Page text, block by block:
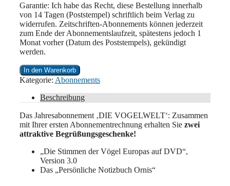
Garantie: Ich habe das Recht, diese Bestellung innerhalb
von 14 Tagen (Poststempel) schriftlich beim Verlag zu
widerrufen. Zeitschriften-Abonnements können jederzeit
zum Ende der Abonnementslaufzeit, spätestens jedoch 1
Monat vorher (Datum des Poststempels), gekündigt
werden.
Jahresabonnement
Menge
In den Warenkorb
Kategorie: Abonnements
Beschreibung
Das Jahresabonnement ‚DIE VOGELWELT‘: Zusammen
mit Ihrer ersten Abonnementrechnung erhalten Sie zwei
attraktive Begrüßungsgeschenke!
„Die Stimmen der Vögel Europas auf DVD“,
Version 3.0
Das „Persönliche Notizbuch Ornis“